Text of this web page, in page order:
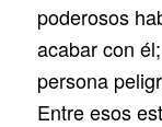
poderosos
acabar con
persona
Entre esos